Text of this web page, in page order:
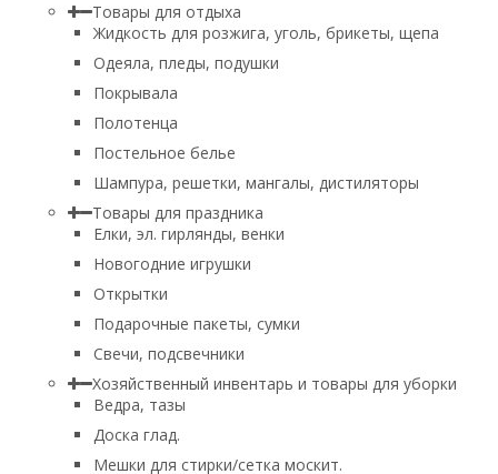
Товары для отдыха
Жидкость для розжига, уголь, брикеты, щепа
Одеяла, пледы, подушки
Покрывала
Полотенца
Постельное белье
Шампура, решетки, мангалы, дистиляторы
Товары для праздника
Елки, эл. гирлянды, венки
Новогодние игрушки
Открытки
Подарочные пакеты, сумки
Свечи, подсвечники
Хозяйственный инвентарь и товары для уборки
Ведра, тазы
Доска глад.
Мешки для стирки/сетка москит.